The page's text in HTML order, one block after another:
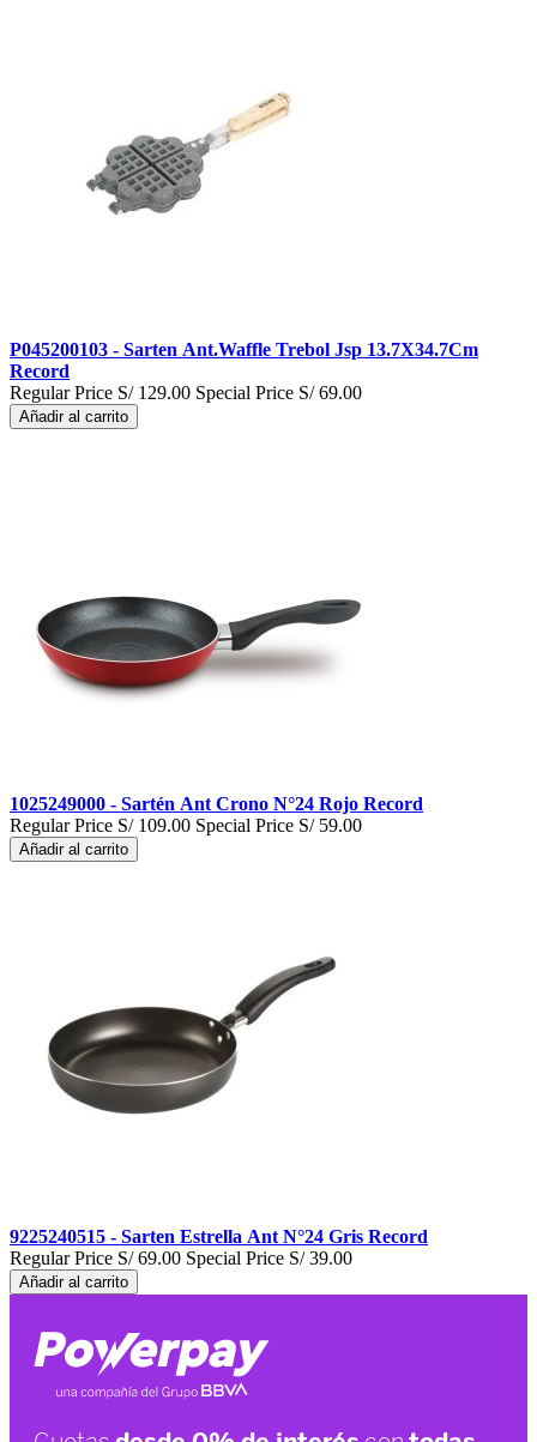
P045200103 - Sarten Ant.Waffle Trebol Jsp 13.7X34.7Cm
Record
Regular Price S/ 129.00 Special Price S/ 69.00
Añadir al carrito
1025249000 - Sartén Ant Crono N°24 Rojo Record
Regular Price S/ 109.00 Special Price S/ 59.00
Añadir al carrito
9225240515 - Sarten Estrella Ant N°24 Gris Record
Regular Price S/ 69.00 Special Price S/ 39.00
Añadir al carrito